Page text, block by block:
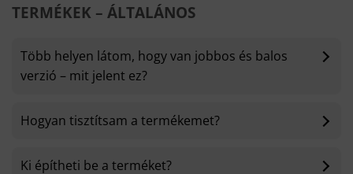
TERMÉKEK – ÁLTALÁNOS
Több helyen látom, hogy van jobbos és balos
verzió – mit jelent ez?
Hogyan tisztítsam a termékemet?
Ki építheti be a terméket?